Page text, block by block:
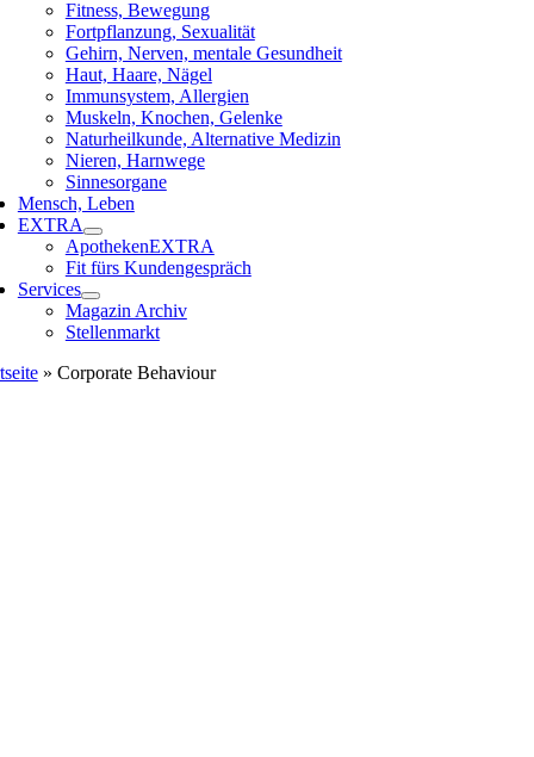
Fitness, Bewegung
Fortpflanzung, Sexualität
Gehirn, Nerven, mentale Gesundheit
Haut, Haare, Nägel
Immunsystem, Allergien
Muskeln, Knochen, Gelenke
Naturheilkunde, Alternative Medizin
Nieren, Harnwege
Sinnesorgane
Mensch, Leben
EXTRA
ApothekenEXTRA
Fit fürs Kundengespräch
Services
Magazin Archiv
Stellenmarkt
» Corporate Behaviour